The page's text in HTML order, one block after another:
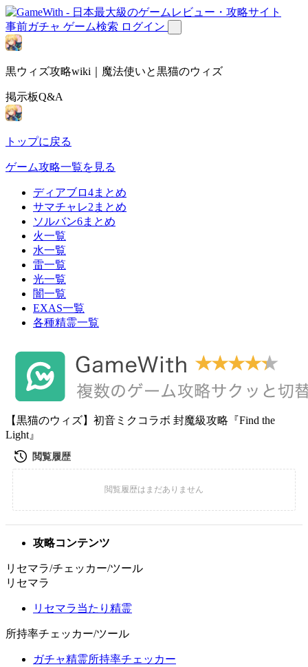
事前ガチャ ゲーム検索 ログイン
黒ウィズ攻略wiki｜魔法使いと黒猫のウィズ
掲示板Q&A
トップに戻る
ゲーム攻略一覧を見る
ディアブロ4まとめ
サマチャレ2まとめ
ソルバン6まとめ
火一覧
水一覧
雷一覧
光一覧
闇一覧
EXAS一覧
各種精霊一覧
【黒猫のウィズ】初音ミクコラボ 封魔級攻略『Find the
Light』
攻略コンテンツ
リセマラ/チェッカー/ツール
リセマラ
リセマラ当たり精霊
所持率チェッカー/ツール
ガチャ精霊所持率チェッカー